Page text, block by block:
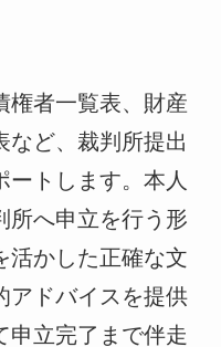
権者一覧表、財産
など、裁判所提出
ートします。本人
所へ申立を行う形
活かした正確な文
アドバイスを提供
申立完了まで伴走